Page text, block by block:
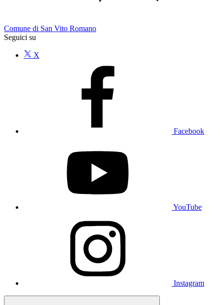
Comune di San Vito Romano
Seguici su
X
Facebook
YouTube
Instagram